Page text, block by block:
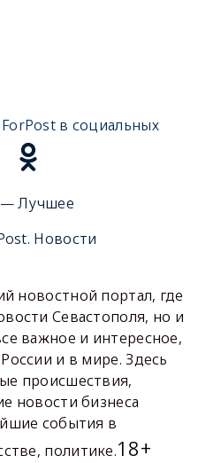
в социальных
Лучшее
Новости
новостной портал, где
Севастополя, но и
важное и интересное,
и в мире. Здесь
происшествия,
новости бизнеса
события в
политике.18+